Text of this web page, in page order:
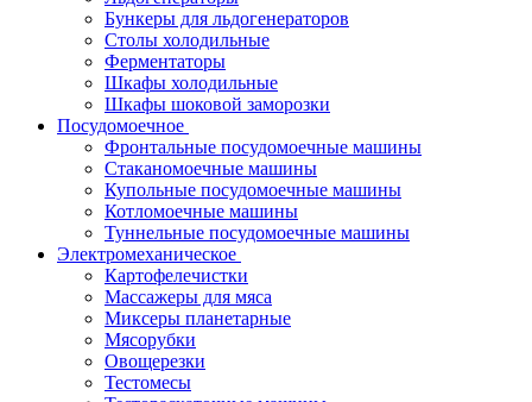
Бункеры для льдогенераторов
Столы холодильные
Ферментаторы
Шкафы холодильные
Шкафы шоковой заморозки
Посудомоечное
Фронтальные посудомоечные машины
Стаканомоечные машины
Купольные посудомоечные машины
Котломоечные машины
Туннельные посудомоечные машины
Электромеханическое
Картофелечистки
Массажеры для мяса
Миксеры планетарные
Мясорубки
Овощерезки
Тестомесы